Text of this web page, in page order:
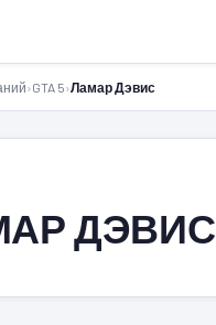
›GTA 5›Ламар Дэвис
ДЭВИС